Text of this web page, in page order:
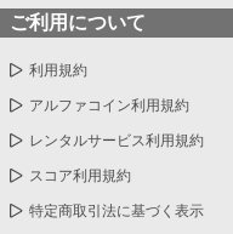
ご利用について
利用規約
アルファコイン利用規約
レンタルサービス利用規約
スコア利用規約
特定商取引法に基づく表示